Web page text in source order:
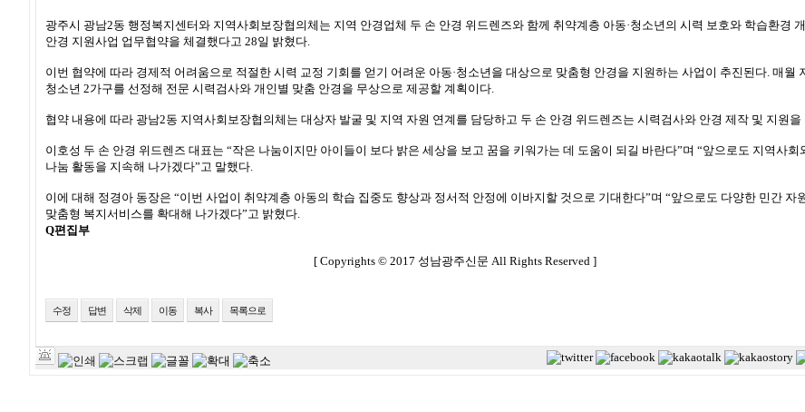
광주시 광남2동 행정복지센터와 지역사회보장협의체는 지역 안경업체 두 손 안경 위드렌즈와 함께 취약계층 아동·청소년의 시력 보호와 학습환경
안경 지원사업 업무협약을 체결했다고 28일 밝혔다.
이번 협약에 따라 경제적 어려움으로 적절한 시력 교정 기회를 얻기 어려운 아동·청소년을 대상으로 맞춤형 안경을 지원하는 사업이 추진된다. 매월
청소년 2가구를 선정해 전문 시력검사와 개인별 맞춤 안경을 무상으로 제공할 계획이다.
협약 내용에 따라 광남2동 지역사회보장협의체는 대상자 발굴 및 지역 자원 연계를 담당하고 두 손 안경 위드렌즈는 시력검사와 안경 제작 및 지원을
이호성 두 손 안경 위드렌즈 대표는 “작은 나눔이지만 아이들이 보다 밝은 세상을 보고 꿈을 키워가는 데 도움이 되길 바란다”며 “앞으로도 지역사회
나눔 활동을 지속해 나가겠다”고 말했다.
이에 대해 정경아 동장은 “이번 사업이 취약계층 아동의 학습 집중도 향상과 정서적 안정에 이바지할 것으로 기대한다”며 “앞으로도 다양한 민간 자
맞춤형 복지서비스를 확대해 나가겠다”고 밝혔다.
Q편집부
[ Copyrights © 2017 성남광주신문 All Rights Reserved ]
수정 답변 삭제 이동 복사 목록으로